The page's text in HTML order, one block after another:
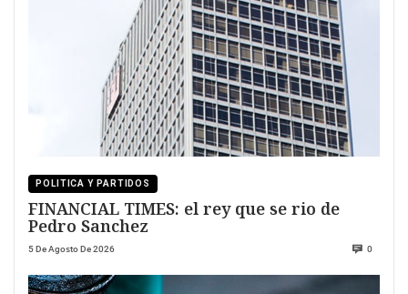
POLITICA Y PARTIDOS
FINANCIAL TIMES: el rey que se rio de
Pedro Sanchez
5 De Agosto De 2026 0